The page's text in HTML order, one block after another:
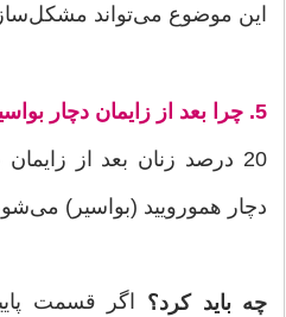
این موضوع می‌تواند
5. چرا بعد از زایمان دچار بواسیر شده‌ام؟
دچار همورویید (بواسیر)
چه باید کرد؟ اگر قسمت